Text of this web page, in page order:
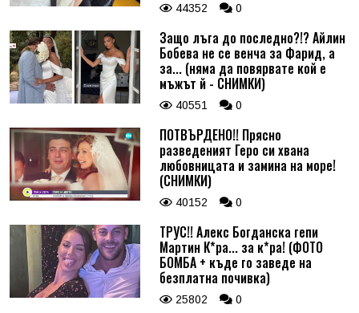
44352 0
Защо лъга до последно?!? Айлин
Бобева не се венча за Фарид, а
за... (няма да повярвате кой е
мъжът й - СНИМКИ)
40551 0
ПОТВЪРДЕНО!! Прясно
разведеният Геро си хвана
любовницата и замина на море!
(СНИМКИ)
40152 0
ТРУС!! Алекс Богданска гепи
Мартин К*ра... за к*ра! (ФОТО
БОМБА + къде го заведе на
безплатна почивка)
25802 0